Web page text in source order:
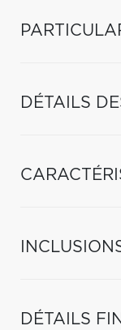
DÉTAILS
DÉTAILS